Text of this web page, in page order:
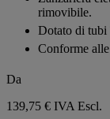
rimovibile.
Dotato di tubi
Conforme
Da
139,75 € IVA Escl.